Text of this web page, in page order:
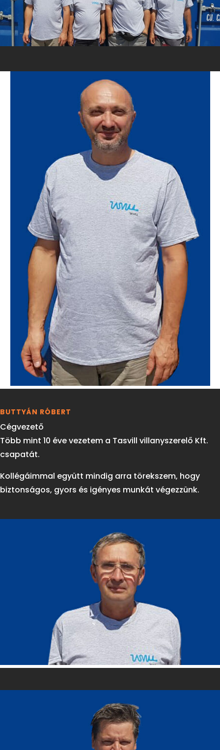
BUTTYÁN RÓBERT
Cégvezető
Több mint 10 éve vezetem a Tasvill villanyszerelő Kft.
csapatát.
Kollégáimmal együtt mindig arra törekszem, hogy
biztonságos, gyors és igényes munkát végezzünk.